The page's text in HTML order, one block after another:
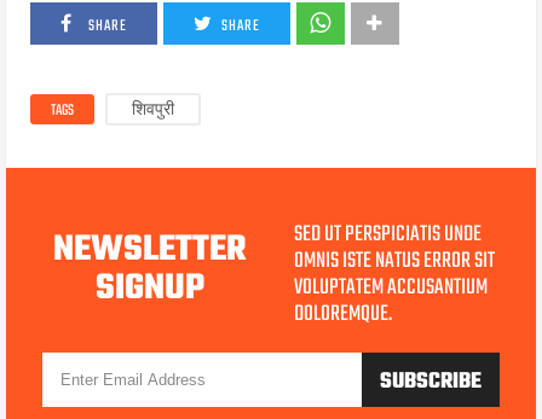
SHARE SHARE
TAGS शिवपुरी
NEWSLETTER
SIGNUP
SED UT PERSPICIATIS UNDE
OMNIS ISTE NATUS ERROR SIT
VOLUPTATEM ACCUSANTIUM
DOLOREMQUE.